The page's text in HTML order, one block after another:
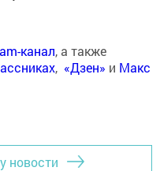
канал, а также
, «Дзен» и Макс
новости